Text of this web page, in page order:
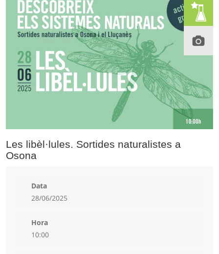
Les libèl·lules. Sortides naturalistes a
Osona
Data
28/06/2025
Hora
10:00